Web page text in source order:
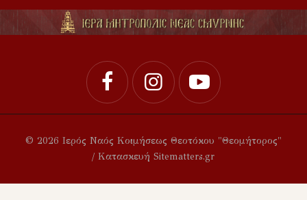
© 2026 Ιερός Ναός Κοιμήσεως Θεοτόκου "Θεομήτορος"
/ Κατασκευή Sitematters.gr